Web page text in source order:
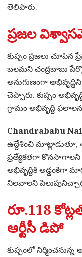
తెలిపారు.
ప్రజల
కుప్పం ప్రజలు
బలమని చంద్రబాబు
అనుగుణంగా
చెప్పారు. కుప్పం
గ్రామం అభివృద్ధి
Chandrababu
ఉద్దేశించి మాట్లాడుతూ,
ప్రత్యేకతగా
అభివృద్ధికి అడ్డంకిగా
నిలవాలని
రూ.118
ఆర్టీసీ డిపో
కుప్పంలో